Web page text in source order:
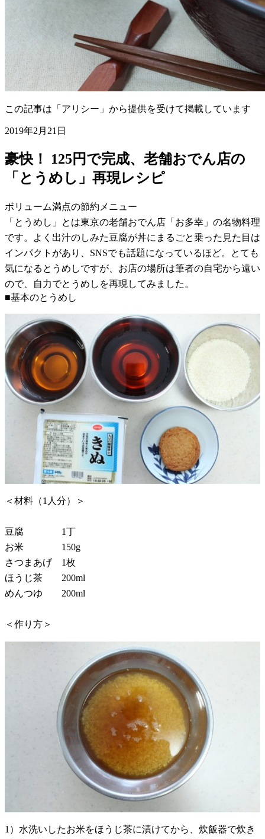
この記事は「アリシー」から提供を受けて掲載しています
2019年2月21日
豪快！ 125円で完成、老舗おでん店の
「とうめし」再現レシピ
ボリューム満点の節約メニュー
「とうめし」とは東京の老舗おでん店「お多幸」の名物料理
です。よく出汁のしみた豆腐が丼にまるごと乗った見た目は
インパクトがあり、SNSでも話題になっているほど。とても
気になるとうめしですが、お店の場所は筆者の自宅から遠い
ので、自力でとうめしを再現してみました。
■基本のとうめし
＜材料（1人分）＞
豆腐 1丁
お米 150g
さつまあげ 1枚
ほうじ茶 200ml
めんつゆ 200ml
＜作り方＞
1）水洗いしたお米をほうじ茶に漬けてから、炊飯器で炊き